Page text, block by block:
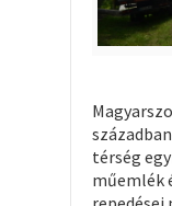
térség
műemlék